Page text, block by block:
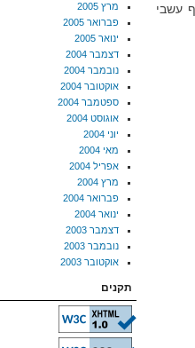
עשבי
מרץ 2005
פברואר 2005
ינואר 2005
דצמבר 2004
נובמבר 2004
אוקטובר 2004
ספטמבר 2004
אוגוסט 2004
יוני 2004
מאי 2004
אפריל 2004
מרץ 2004
פברואר 2004
ינואר 2004
דצמבר 2003
נובמבר 2003
אוקטובר 2003
תקנים